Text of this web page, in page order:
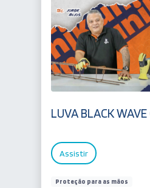
LUVA BLACK
Assistir
Proteção para as mãos